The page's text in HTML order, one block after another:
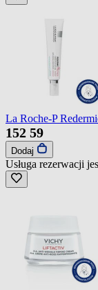
La Roche-P
152 59
Dodaj
Usługa rezerwacji